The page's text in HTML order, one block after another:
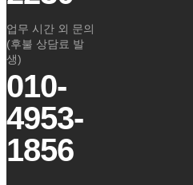
업무 시간 외 문의
(후불 상담료 발
생)
010-
4953-
1856